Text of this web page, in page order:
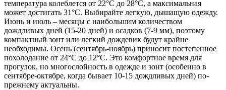
температура колеблется от 22°C до 28°C, а максимальная
может достигать 31°C. Выбирайте легкую, дышащую одежду.
Июнь и июль – месяцы с наибольшим количеством
дождливых дней (15-20 дней) и осадков (7-9 мм), поэтому
компактный зонт или легкий дождевик будут крайне
необходимы. Осень (сентябрь-ноябрь) приносит постепенное
похолодание от 24°C до 12°C. Это комфортное время для
прогулок, но многослойность в одежде и зонт (особенно в
сентябре-октябре, когда бывает 10-15 дождливых дней) по-
прежнему актуальны.